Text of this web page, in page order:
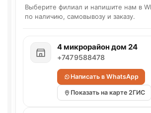
Выберите филиал и напишите нам в
по наличию, самовывозу и заказу.
4 микрорайон дом 24
+7479588478
Написать в WhatsApp
Показать на карте 2ГИС